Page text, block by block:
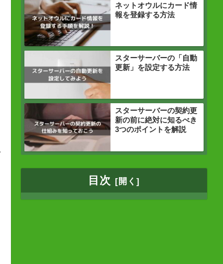
ネットオウルにカード情
報を登録する方法
スターサーバーの「自動
更新」を設定する方法
スターサーバーの契約更
新の前に絶対に知るべき
3つのポイントを解説
目次